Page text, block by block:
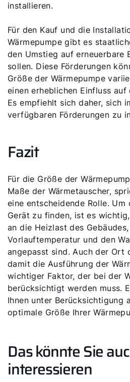
installieren.
Für den Kauf und die
Wärmepumpe gibt es
den Umstieg auf erneuerbare
sollen. Diese Förderungen
Größe der Wärmepumpe
einen erheblichen Einfluss
Es empfiehlt sich daher, sich
verfügbaren Förderungen zu
Fazit
Für die Größe der
Maße der Wärmetauscher,
eine entscheidende Rolle. Um
Gerät zu finden, ist es
an die Heizlast des
Vorlauftemperatur und den
angepasst sind. Auch der Ort
damit die Ausführung der
wichtiger Faktor, der bei der
berücksichtigt werden muss.
Ihnen unter Berücksichtigung
optimale Größe Ihrer
Das könnte Sie
interessieren